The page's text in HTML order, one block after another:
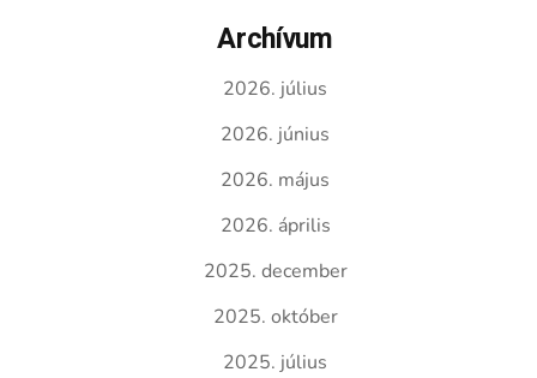
Archívum
2026. július
2026. június
2026. május
2026. április
2025. december
2025. október
2025. július